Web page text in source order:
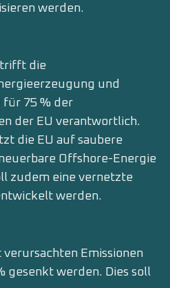
werden.
die
und
für 75 % der
der EU verantwortlich.
die EU auf saubere
Offshore-Energie
zudem eine vernetzte
werden.
Emissionen
gesenkt werden. Dies soll